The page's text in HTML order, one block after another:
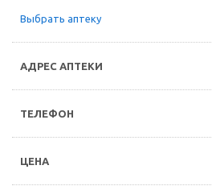
Выбрать аптеку